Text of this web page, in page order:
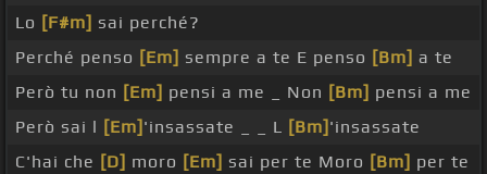
Lo [F#m] sai perché?
Perché penso [Em] sempre a te E penso [Bm] a te
Però tu non [Em] pensi a me _ Non [Bm] pensi a me
Però sai l [Em] 'insassate _ _ L [Bm] 'insassate
C'hai che [D] moro [Em] sai per te Moro [Bm] per te